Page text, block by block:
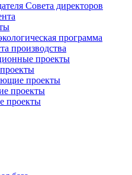
Совета директоров
программа
производства
проекты
проекты
проекты
проекты